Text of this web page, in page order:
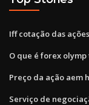
Iff cotação das ações
O que é forex
Preço da ação aem
Serviço de